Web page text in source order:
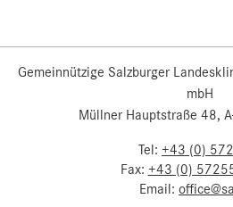
Gemeinnützige Salzburger
mbH
Müllner Hauptstraße 48,
Tel: +43 (0)
Fax: +43 (0)
Email: